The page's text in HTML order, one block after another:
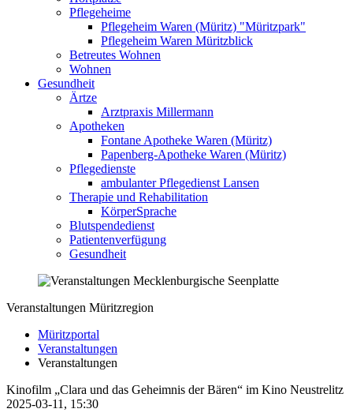
Pflegeheime
Pflegeheim Waren (Müritz) "Müritzpark"
Pflegeheim Waren Müritzblick
Betreutes Wohnen
Wohnen
Gesundheit
Ärtze
Arztpraxis Millermann
Apotheken
Fontane Apotheke Waren (Müritz)
Papenberg-Apotheke Waren (Müritz)
Pflegedienste
ambulanter Pflegedienst Lansen
Therapie und Rehabilitation
KörperSprache
Blutspendedienst
Patientenverfügung
Gesundheit
Veranstaltungen Müritzregion
Müritzportal
Veranstaltungen
Veranstaltungen
Kinofilm „Clara und das Geheimnis der Bären“ im Kino Neustrelitz
2025-03-11, 15:30